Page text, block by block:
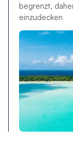
begrenzt,
einzudecken